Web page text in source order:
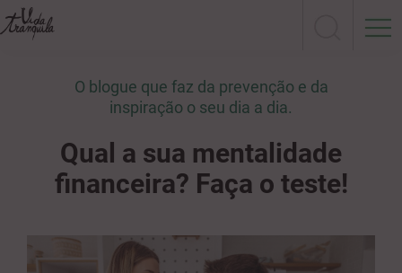
O blogue que faz da prevenção e da
inspiração o seu dia a dia.
Qual a sua mentalidade
financeira? Faça o teste!